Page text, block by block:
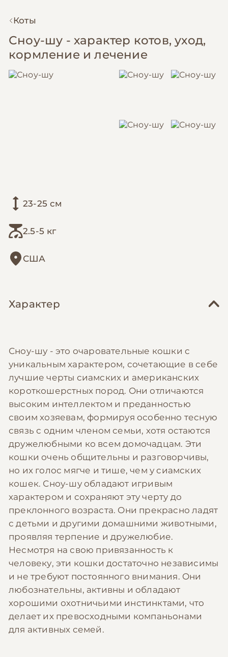
Коты
Сноу-шу - характер котов, уход,
кормление и лечение
23-25 см
2.5-5 кг
США
Характер
Сноу-шу - это очаровательные кошки с
уникальным характером, сочетающие в себе
лучшие черты сиамских и американских
короткошерстных пород. Они отличаются
высоким интеллектом и преданностью
своим хозяевам, формируя особенно тесную
связь с одним членом семьи, хотя остаются
дружелюбными ко всем домочадцам. Эти
кошки очень общительны и разговорчивы,
но их голос мягче и тише, чем у сиамских
кошек. Сноу-шу обладают игривым
характером и сохраняют эту черту до
преклонного возраста. Они прекрасно ладят
с детьми и другими домашними животными,
проявляя терпение и дружелюбие.
Несмотря на свою привязанность к
человеку, эти кошки достаточно независимы
и не требуют постоянного внимания. Они
любознательны, активны и обладают
хорошими охотничьими инстинктами, что
делает их превосходными компаньонами
для активных семей.